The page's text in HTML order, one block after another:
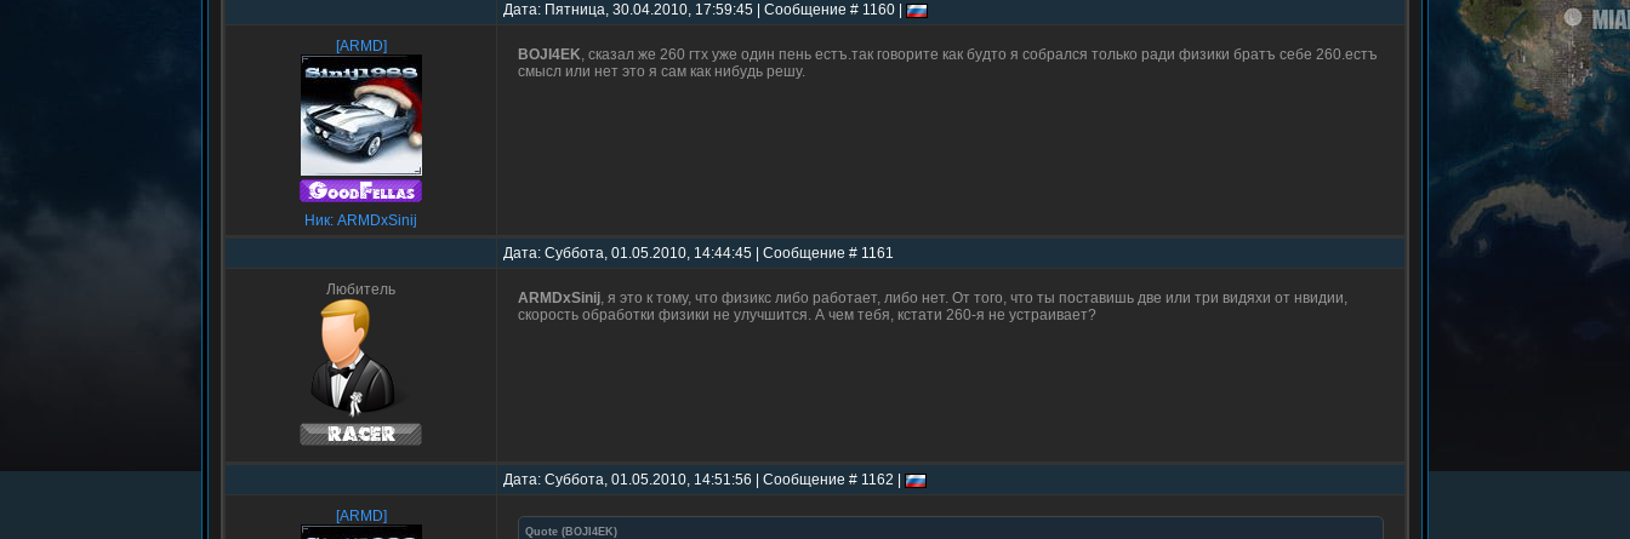
Дата: Пятница, 30.04.2010, 17:59:45 | Сообщение # 1160 |
[ARMD]
Ник: ARMDxSinij
BOJI4EK, сказал же 260 гтх уже один пень естъ.так говорите как будто я собрался только ради физики братъ себе 260.естъ
смысл или нет это я сам как нибудь решу.
Дата: Суббота, 01.05.2010, 14:44:45 | Сообщение # 1161
Любитель ARMDxSinij, я это к тому, что физикс либо работает, либо нет. От того, что ты поставишь две или три видяхи от нвидии,
скорость обработки физики не улучшится. А чем тебя, кстати 260-я не устраивает?
Дата: Суббота, 01.05.2010, 14:51:56 | Сообщение # 1162 |
[ARMD]
Quote ( BOJI4EK)